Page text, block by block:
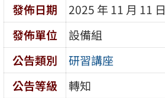
發佈日期
2025 年 11 月 11 日
發佈單位
設備組
公告類別
研習講座
公告等級
轉知